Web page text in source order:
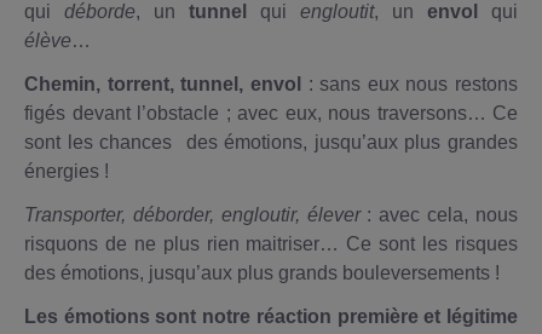
qui déborde, un tunnel qui engloutit, un envol
qui
élève…
Chemin, torrent, tunnel, envol
: sans eux nous restons
figés devant l’obstacle ; avec eux, nous traversons… Ce
sont les chances des émotions, jusqu’aux plus grandes
énergies !
Transporter, déborder, engloutir, élever : avec cela, nous
risquons de ne plus rien maitriser… Ce sont les risques
des émotions, jusqu’aux plus grands bouleversements !
Les émotions sont notre réaction première et légitime